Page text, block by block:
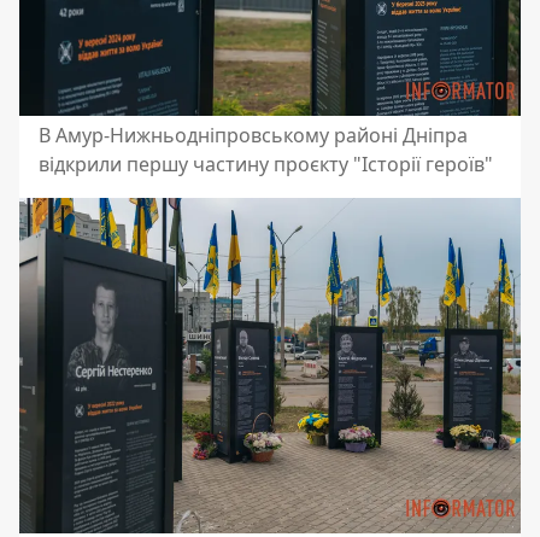
В Амур-Нижньодніпровському районі Дніпра
відкрили першу частину проєкту "Історії героїв"